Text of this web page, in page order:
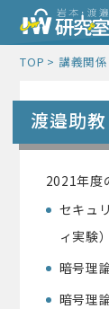
TOP 講義関係
渡邉助
2021年度
セキュ
ィ実験）
暗号理
暗号理